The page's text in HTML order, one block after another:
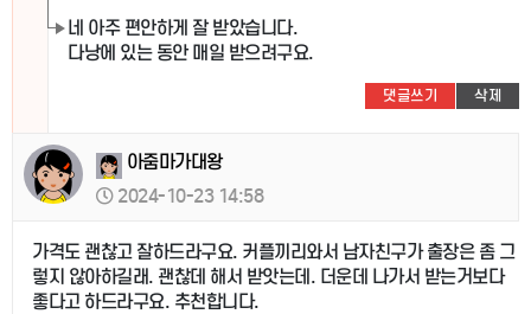
네 아주 편안하게 잘 받았습니다.
다낭에 있는 동안 매일 받으려구요.
댓글쓰기 삭제
아줌마가대왕
2024-10-23 14:58
가격도 괜찮고 잘하드라구요. 커플끼리와서 남자친구가 출장은 좀 그
렇지 않아하길래. 괜찮데 해서 받앗는데. 더운데 나가서 받는거보다
좋다고 하드라구요. 추천합니다.